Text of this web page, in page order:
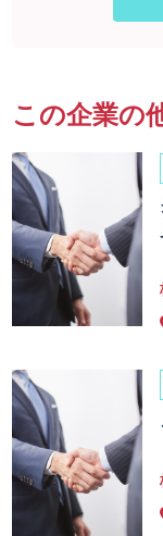
この企業の